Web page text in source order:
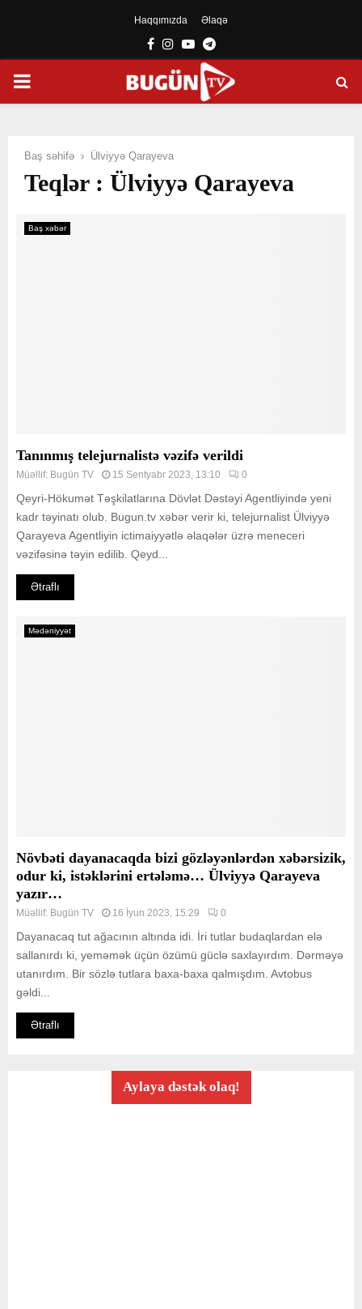
Haqqımızda Əlaqə
Facebook
Instagram
YoutubeTelegram
PRIMARY
Baş səhifə Ülviyyə Qarayeva
Teqlər : Ülviyyə Qarayeva
Baş xəbər
Tanınmış telejurnalistə vəzifə verildi
Müəllif: Bugün TV 15 Sentyabr 2023, 13:10 0
Qeyri-Hökumət Təşkilatlarına Dövlət Dəstəyi Agentliyində yeni
kadr təyinatı olub. Bugun.tv xəbər verir ki, telejurnalist Ülviyyə
Qarayeva Agentliyin ictimaiyyətlə əlaqələr üzrə meneceri
vəzifəsinə təyin edilib. Qeyd...
Ətraflı
Mədəniyyət
Növbəti dayanacaqda bizi gözləyənlərdən xəbərsizik,
odur ki, istəklərini ertələmə… Ülviyyə Qarayeva
yazır…
Müəllif: Bugün TV 16 İyun 2023, 15:29 0
Dayanacaq tut ağacının altında idi. İri tutlar budaqlardan elə
sallanırdı ki, yeməmək üçün özümü güclə saxlayırdım. Dərməyə
utanırdım. Bir sözlə tutlara baxa-baxa qalmışdım. Avtobus
gəldi...
Ətraflı
Aylaya dəstək olaq!